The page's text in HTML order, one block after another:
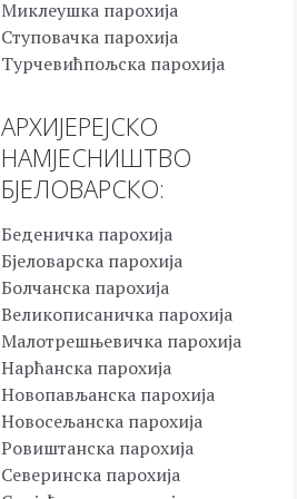
Миклеушка парохија
Ступовачка парохија
Турчевићпољска парохија
АРХИЈЕРЕЈСКО
НАМЈЕСНИШТВО
БЈЕЛОВАРСКО:
Беденичка парохија
Бјеловарска парохија
Болчанска парохија
Великописаничка парохија
Малотрешњевичка парохија
Нарћанска парохија
Новопављанска парохија
Новосељанска парохија
Ровиштанска парохија
Северинска парохија